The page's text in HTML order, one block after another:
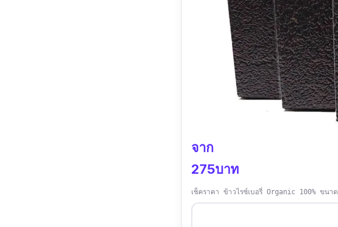
จาก
275บาท
เช็คราคา ข้าวไรซ์เบอรี่ Organic 100%